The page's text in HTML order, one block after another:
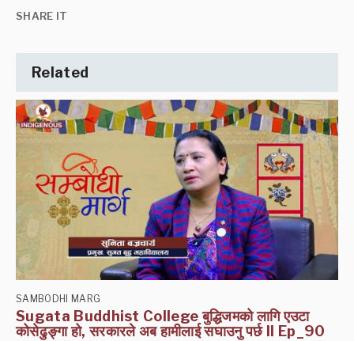
SHARE IT
Related
SAMBODHI MARG
Sugata Buddhist College बुद्धिजमको लागि एउटा
कोसेढुङ्गा हो, सरकारले अब हामीलाई सघाउनु पर्छ II Ep_90